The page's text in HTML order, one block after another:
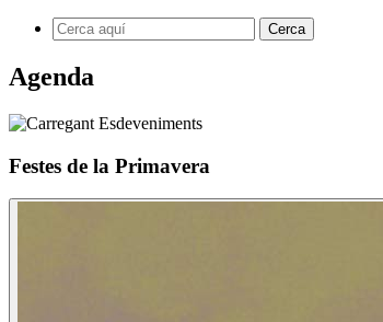
Agenda
Festes de la Primavera